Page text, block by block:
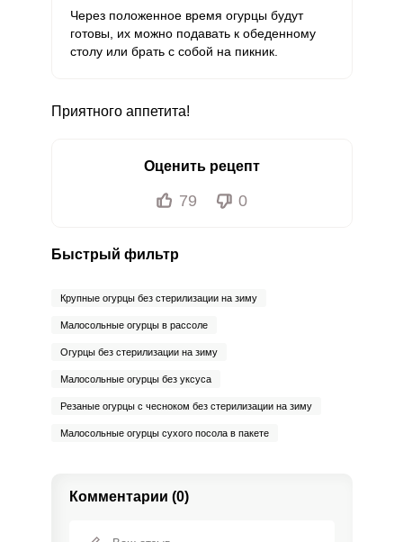
Через положенное время огурцы будут
готовы, их можно подавать к обеденному
столу или брать с собой на пикник.
Приятного аппетита!
Оценить рецепт
79 0
Быстрый фильтр
Крупные огурцы без стерилизации на зиму
Малосольные огурцы в рассоле
Огурцы без стерилизации на зиму
Малосольные огурцы без уксуса
Резаные огурцы с чесноком без стерилизации на зиму
Малосольные огурцы сухого посола в пакете
Комментарии (0)